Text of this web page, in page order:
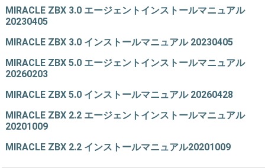
MIRACLE ZBX 3.0 エージェントインストールマニュアル
20230405
MIRACLE ZBX 3.0 インストールマニュアル 20230405
MIRACLE ZBX 5.0 エージェントインストールマニュアル
20260203
MIRACLE ZBX 5.0 インストールマニュアル 20260428
MIRACLE ZBX 2.2 エージェントインストールマニュアル
20201009
MIRACLE ZBX 2.2 インストールマニュアル20201009